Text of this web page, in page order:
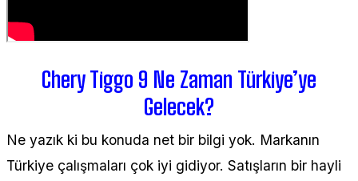
Chery Tiggo 9 Ne Zaman Türkiye’ye
Gelecek?
Ne yazık ki bu konuda net bir bilgi yok. Markanın
Türkiye çalışmaları çok iyi gidiyor. Satışların bir hayli